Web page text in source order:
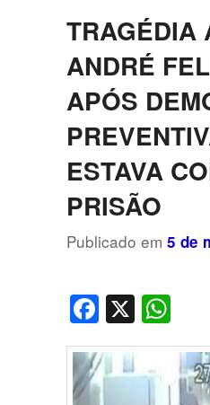
TRAGÉDIA
ANDRÉ
APÓS
ESTAVA
PRISÃO
Publicado em5 de
Facebook
X